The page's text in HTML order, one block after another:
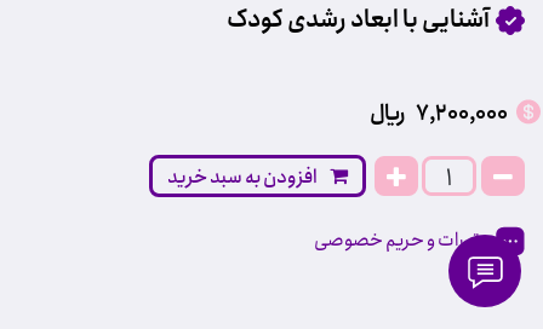
آشنایی با ابعاد رشدی کودک
7,200,000 ﷼
افزودن به سبد خرید
مقررات و حریم خصوصی